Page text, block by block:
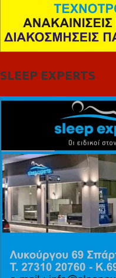
SLEEP EXPERTS